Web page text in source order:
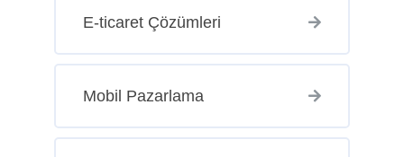
E-ticaret Çözümleri
Mobil Pazarlama